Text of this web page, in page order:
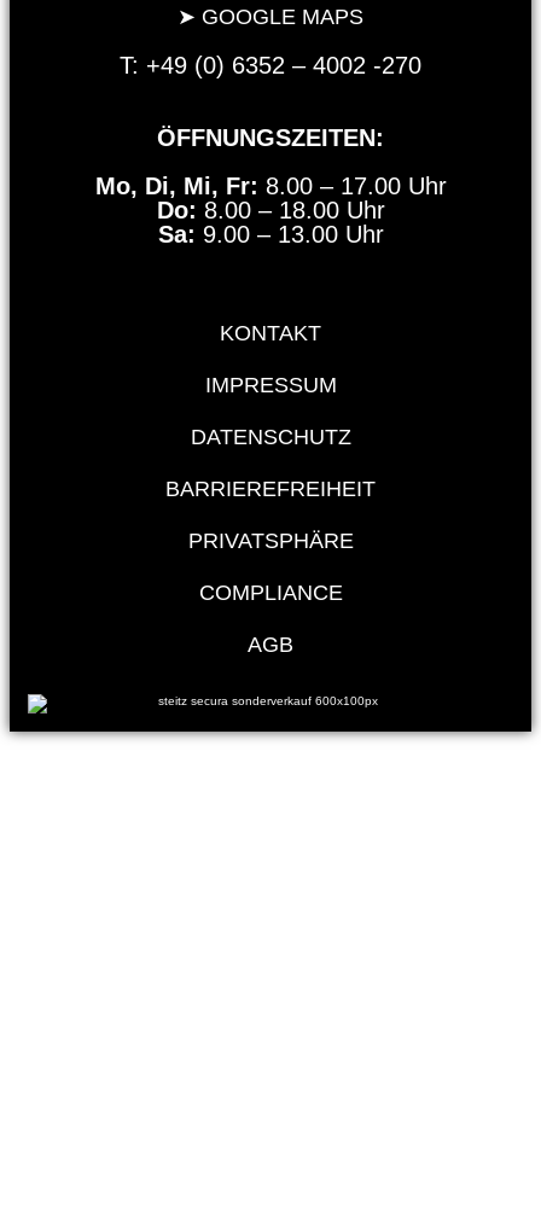
➤ GOOGLE MAPS
T: +49 (0) 6352 – 4002 -270
ÖFFNUNGSZEITEN:
Mo, Di, Mi, Fr: 8.00 – 17.00 Uhr
Do: 8.00 – 18.00 Uhr
Sa: 9.00 – 13.00 Uhr
KONTAKT
IMPRESSUM
DATENSCHUTZ
BARRIEREFREIHEIT
PRIVATSPHÄRE
COMPLIANCE
AGB